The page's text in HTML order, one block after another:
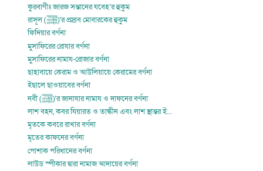
কুরবাণীঃ জারজ সন্তানের যবেহ’র হুকুম
রাসূল (ﷺ)’র প্রস্রাব মোবারকের হুকুম
ফিদিয়ার বর্ণনা
মুসাফিরের রোযার বর্ণনা
মুসাফিরের নামায-রোজার বর্ণনা
ছাহাবায়ে কেরাম ও আউলিয়ায়ে কেরামের বর্ণনা
ইছালে ছাওয়াবের বর্ণনা
নবী (ﷺ)’র জানাযার নামায ও দাফনের বর্ণনা
লাশ বহন, কবর যিয়ারত ও তাল্কীন এবং লাশ স্থান্তর ই...
মৃতকে কবরে রাখার বর্ণনা
মৃতের কাফনের বর্ণনা
পোশাক পরিধানের বর্ণনা
লাউড স্পীকার দ্বারা নামাজ আদায়ের বর্ণনা